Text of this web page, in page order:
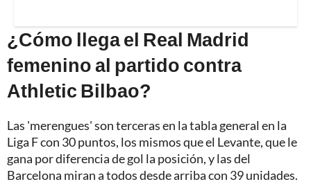
¿Cómo llega el Real Madrid
femenino al partido contra
Athletic Bilbao?
Las 'merengues' son terceras en la tabla general en la
Liga F con 30 puntos, los mismos que el Levante, que le
gana por diferencia de gol la posición, y las del
Barcelona miran a todos desde arriba con 39 unidades.